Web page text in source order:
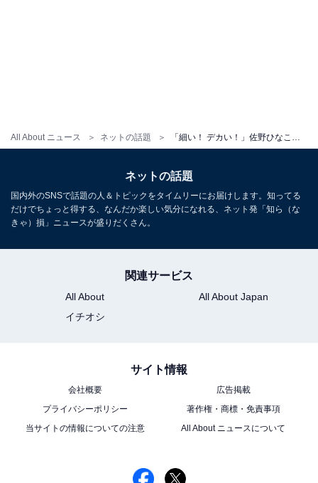
All About ニュース ネットの話題 「細い！ デカい！」佐野ひなこ、美乳あらわな水着ショット披露に「最強ボディだ」「セクシー過ぎる」の声
ネットの話題
国内外のSNSで話題の人＆トピックをタイムリーにお届けします。知ってる
だけでちょっと得する、なんだか楽しい気分になれる、ネット発「知ら（な
きゃ）損」ニュースが盛りだくさん。
関連サービス
All About
All About Japan
イチオシ
サイト情報
会社概要
広告掲載
プライバシーポリシー
著作権・商標・免責事項
当サイトの情報についての注意
All About ニュースについて